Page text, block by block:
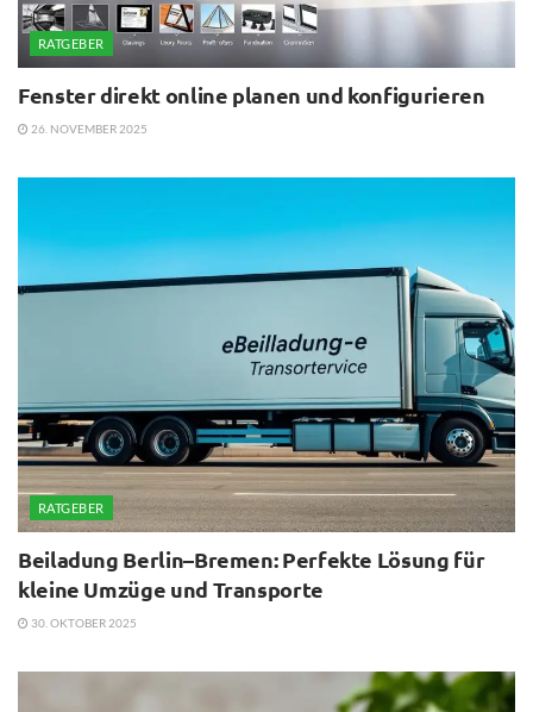
RATGEBER
Fenster direkt online planen und konfigurieren
26. NOVEMBER 2025
RATGEBER
Beiladung Berlin–Bremen: Perfekte Lösung für
kleine Umzüge und Transporte
30. OKTOBER 2025